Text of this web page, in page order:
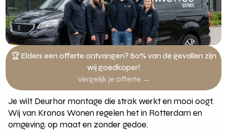
🏆 Elders een offerte ontvangen? 80% van de gevallen zijn
wij goedkoper!
Vergelijk je offerte →
Je wilt Deurhor montage die strak werkt en mooi oogt.
Wij van Kronos Wonen regelen het in Rotterdam en
omgeving, op maat en zonder gedoe.